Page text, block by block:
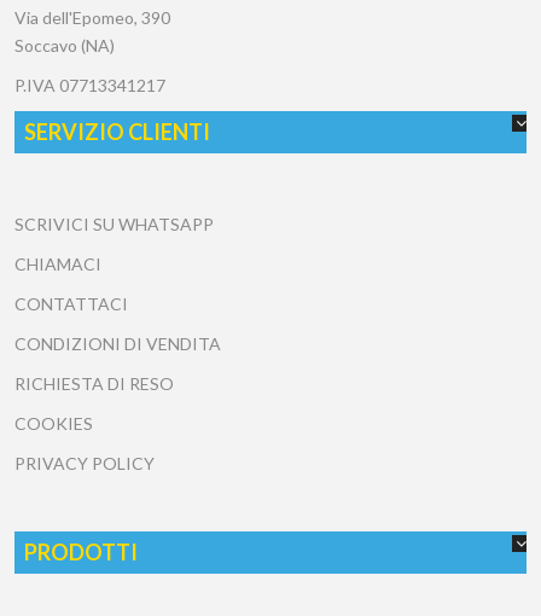
Via dell'Epomeo, 390
Soccavo (NA)
P.IVA 07713341217
SERVIZIO CLIENTI
SCRIVICI SU WHATSAPP
CHIAMACI
CONTATTACI
CONDIZIONI DI VENDITA
RICHIESTA DI RESO
COOKIES
PRIVACY POLICY
PRODOTTI